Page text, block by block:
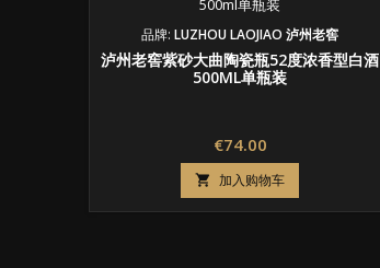
品牌:LUZHOU LAOJIAO 泸州老窖
泸州老窖紫砂大曲陶瓷瓶52度浓香型白酒
500ML单瓶装
价
格
€74.00
 加入购物车